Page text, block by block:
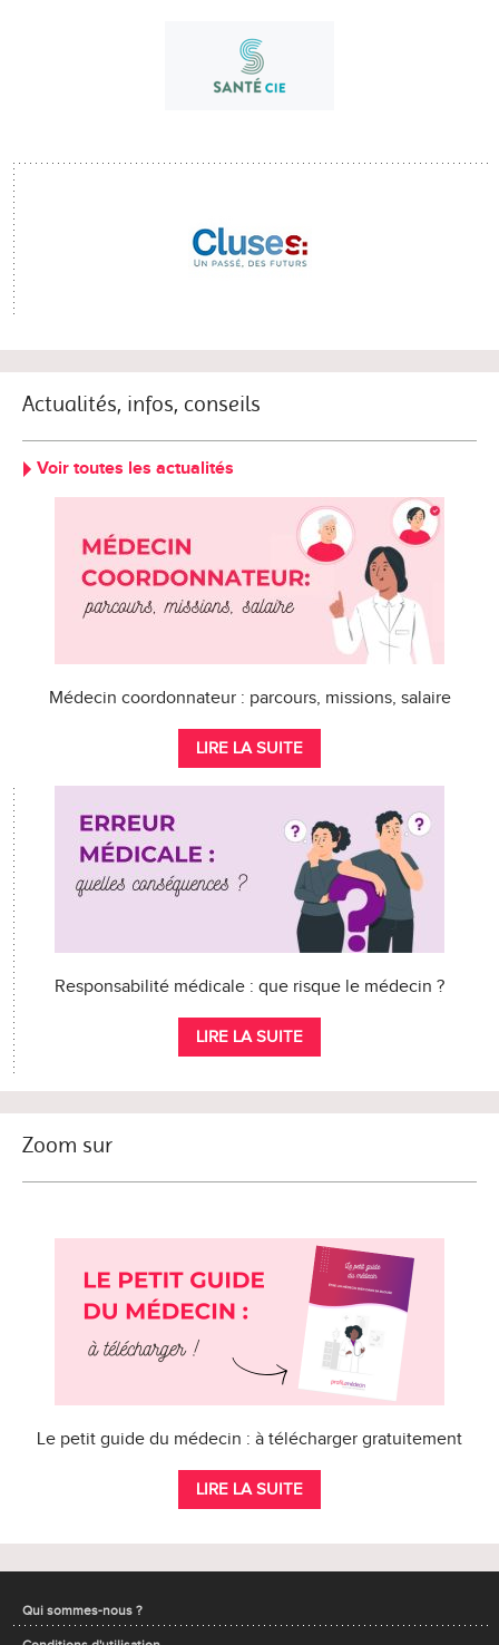
Actualités, infos, conseils
Voir toutes les actualités
Médecin coordonnateur : parcours, missions, salaire
LIRE LA SUITE
Responsabilité médicale : que risque le médecin ?
LIRE LA SUITE
Zoom sur
Le petit guide du médecin : à télécharger gratuitement
LIRE LA SUITE
Qui sommes-nous ?